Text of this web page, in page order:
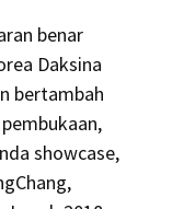
benar
Daksina
bertambah
showcase,